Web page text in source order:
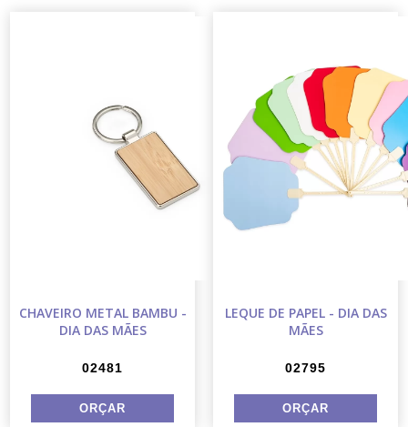
CHAVEIRO METAL BAMBU -
DIA DAS MÃES
02481
LEQUE DE PAPEL - DIA DAS
MÃES
02795